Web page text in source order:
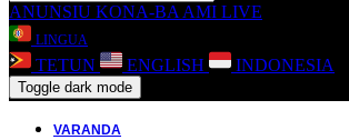
ANUNSIU KONA-BA AMI LIVE
LINGUA
TETUN ENGLISH INDONESIA
Toggle dark mode
VARANDA